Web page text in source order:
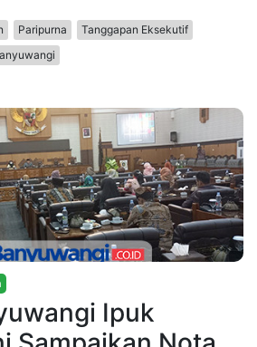
Paripurna
Tanggapan Eksekutif
Ipuk